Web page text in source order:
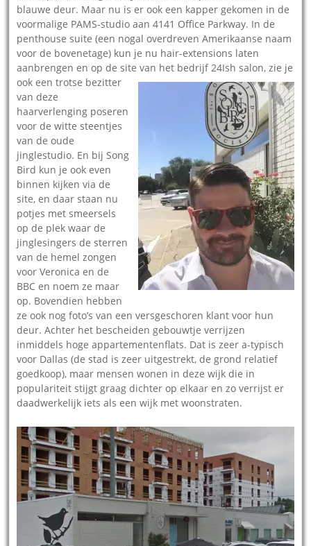
blauwe deur. Maar nu is er ook een kapper gekomen in de
voormalige PAMS-studio aan 4141 Office Parkway. In de
penthouse suite (een nogal overdreven Amerikaanse naam
voor de bovenetage) kun je nu hair-extensions laten
aanbrengen en op de site van het bedrijf 24Ish salon, zie je
ook eentrotse bezitter
van deze
haarverlenging poseren
voor de witte steentjes
van de oude
jinglestudio. En bij Song
Bird kun je ook even
binnen kijken via de
site, en daar staan nu
potjes met smeersels
op de plek waar de
jinglesingers de sterren
van de hemel zongen
voor Veronica en de
BBC en noem ze maar
op. Bovendien hebben
ze ook nog foto’s van een versgeschoren klant voor hun
deur. Achter het bescheiden gebouwtje verrijzen
inmiddels hoge appartementenflats. Dat is zeer a-typisch
voor Dallas (de stad is zeer uitgestrekt, de grond relatief
goedkoop), maar mensen wonen in deze wijk die in
populariteit stijgt graag dichter op elkaar en zo verrijst er
daadwerkelijk iets als een wijk met woonstraten.